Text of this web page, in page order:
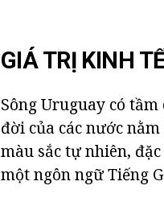
GIÁ TRỊ KINH
Sông Uruguay có
đời của các nước
màu sắc tự nhiên,
một ngôn ngữ Tiếng